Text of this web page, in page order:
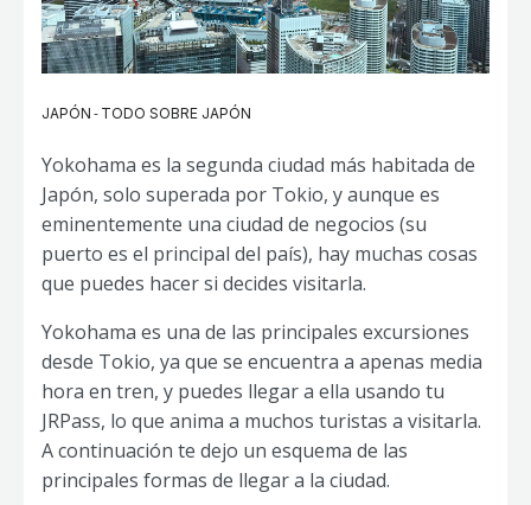
JAPÓN - TODO SOBRE JAPÓN
Yokohama es la segunda ciudad más habitada de
Japón, solo superada por Tokio, y aunque es
eminentemente una ciudad de negocios (su
puerto es el principal del país), hay muchas cosas
que puedes hacer si decides visitarla.
Yokohama es una de las principales excursiones
desde Tokio, ya que se encuentra a apenas media
hora en tren, y puedes llegar a ella usando tu
JRPass, lo que anima a muchos turistas a visitarla.
A continuación te dejo un esquema de las
principales formas de llegar a la ciudad.